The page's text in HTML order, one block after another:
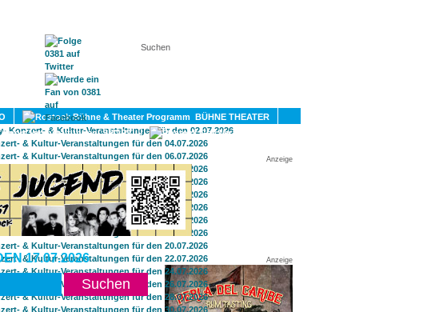
KONTAKT
BÜHNE THEATER
SPORT
Anzeige
Anzeige
17.07.2026